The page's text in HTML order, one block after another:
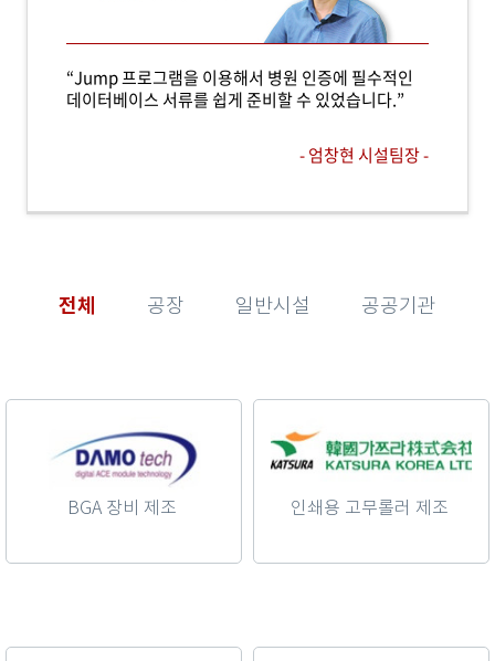
“Jump 프로그램을 이용해서 병원 인증에 필수적인
데이터베이스 서류를 쉽게 준비할 수 있었습니다.”
- 엄창현 시설팀장 -
전체 공장 일반시설 공공기관
BGA 장비 제조 인쇄용 고무롤러 제조